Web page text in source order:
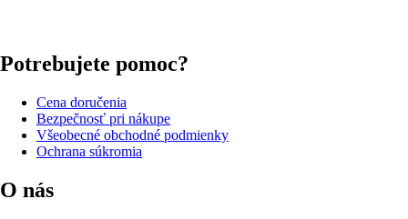
Potrebujete pomoc?
Cena doručenia
Bezpečnosť pri nákupe
Všeobecné obchodné podmienky
Ochrana súkromia
O nás